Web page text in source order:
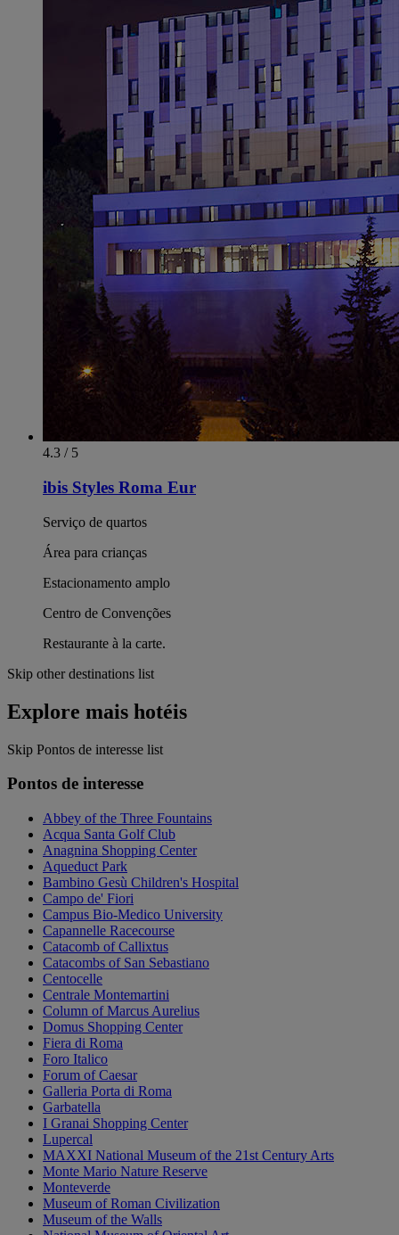
4.3 / 5
ibis Styles Roma Eur
Serviço de quartos
Área para crianças
Estacionamento amplo
Centro de Convenções
Restaurante à la carte.
Skip other destinations list
Explore mais hotéis
Skip Pontos de interesse list
Pontos de interesse
Abbey of the Three Fountains
Acqua Santa Golf Club
Anagnina Shopping Center
Aqueduct Park
Bambino Gesù Children's Hospital
Campo de' Fiori
Campus Bio-Medico University
Capannelle Racecourse
Catacomb of Callixtus
Catacombs of San Sebastiano
Centocelle
Centrale Montemartini
Column of Marcus Aurelius
Domus Shopping Center
Fiera di Roma
Foro Italico
Forum of Caesar
Galleria Porta di Roma
Garbatella
I Granai Shopping Center
Lupercal
MAXXI National Museum of the 21st Century Arts
Monte Mario Nature Reserve
Monteverde
Museum of Roman Civilization
Museum of the Walls